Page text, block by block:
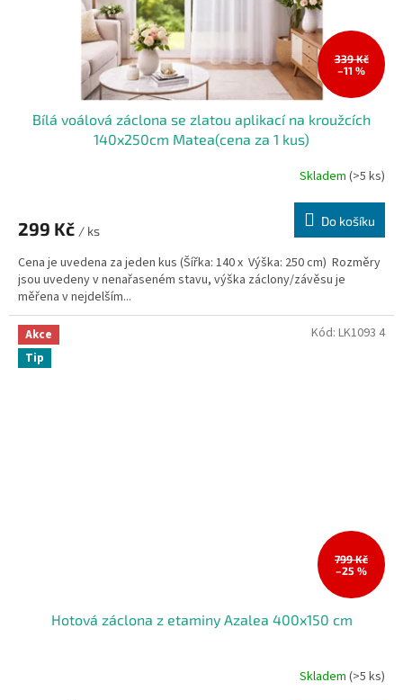
339 Kč
–11 %
Bílá voálová záclona se zlatou aplikací na kroužcích
140x250cm Matea(cena za 1 kus)
Skladem (>5 ks)
299 Kč / ks
Do košíku
Cena je uvedena za jeden kus (Šířka: 140 x Výška: 250 cm) Rozměry
jsou uvedeny v nenařaseném stavu, výška záclony/závěsu je
měřena v nejdelším...
Akce
Tip
799 Kč
–25 %
Hotová záclona z etaminy Azalea 400x150 cm
Skladem (>5 ks)
Kód: LK1093 4